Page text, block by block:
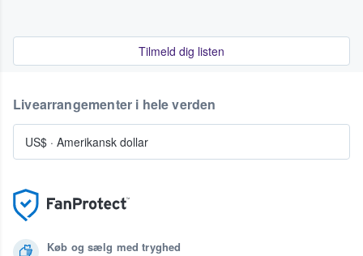
Tilmeld dig listen
Køb og sælg med tryghed
Livearrangementer i hele verden
US$ · Amerikansk dollar